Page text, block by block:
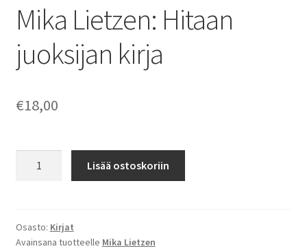
Mika Lietzen: Hitaan
juoksijan kirja
€18,00
kirja
määrä
Lisää ostoskoriin
Osasto: Kirjat
Avainsana tuotteelle Mika Lietzen